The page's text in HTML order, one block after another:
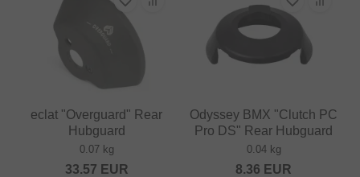
eclat "Overguard" Rear
Hubguard
0.07 kg
33.57 EUR
Odyssey BMX "Clutch PC
Pro DS" Rear Hubguard
0.04 kg
8.36 EUR